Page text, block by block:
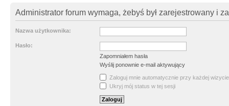
Administrator forum wymaga, żebyś był zarejestrowany i
Nazwa użytkownika:
Hasło:
Zapomniałem hasła
Wyślij ponownie e-mail aktywujący
Zaloguj mnie automatycznie przy każdej wizycie
Ukryj mój status w tej sesji